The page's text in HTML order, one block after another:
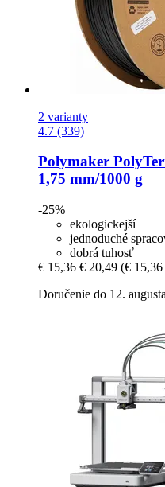
2 varianty
4.7 (339)
Polymaker
1,75 mm/1000 g
-25%
ekologickejší
jednoduché
dobrá tuhosť
€ 15,36 € 20,49 (€
Doručenie do 12. augusta